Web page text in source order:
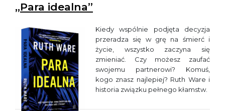
„Para idealna”
Kiedy wspólnie podjęta decyzja
przeradza się w grę na śmierć i
życie, wszystko zaczyna się
zmieniać. Czy możesz zaufać
swojemu partnerowi? Komuś,
kogo znasz najlepiej? Ruth Ware i
historia związku pełnego kłamstw.